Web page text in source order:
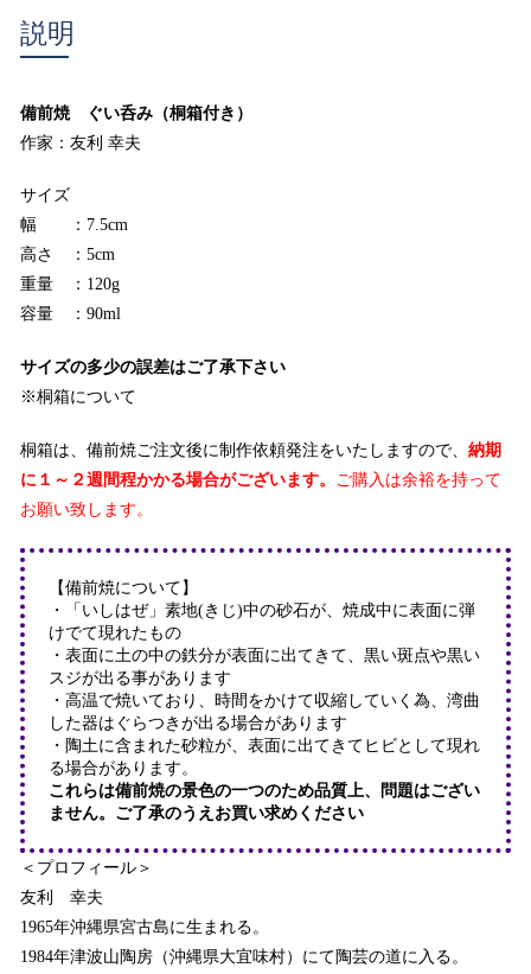
夫
個
説明
備前焼 ぐい呑み（桐箱付き）
作家：友利 幸夫
サイズ
幅 ：7.5cm
高さ ：5cm
重量 ：120g
容量 ：90ml
サイズの多少の誤差はご了承下さい
※桐箱について
桐箱は、備前焼ご注文後に制作依頼発注をいたしますので、 納期
に１～２週間程かかる場合がございます。 ご購入は余裕を持って
お願い致します。
【備前焼について】
・「いしはぜ」素地(きじ)中の砂石が、焼成中に表面に弾
けでて現れたもの
・表面に土の中の鉄分が表面に出てきて、黒い斑点や黒い
スジが出る事があります
・高温で焼いており、時間をかけて収縮していく為、湾曲
した器はぐらつきが出る場合があります
・陶土に含まれた砂粒が、表面に出てきてヒビとして現れ
る場合があります。
これらは備前焼の景色の一つのため品質上、問題はござい
ません。ご了承のうえお買い求めください
＜プロフィール＞
友利 幸夫
1965年沖縄県宮古島に生まれる。
1984年津波山陶房（沖縄県大宜味村）にて陶芸の道に入る。